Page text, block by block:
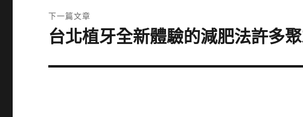
文
章:
下一篇文章
下
篇
台北植牙全新體驗的減肥法許多